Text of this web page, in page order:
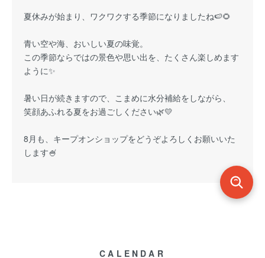
夏休みが始まり、ワクワクする季節になりましたね🍉🌻
青い空や海、おいしい夏の味覚。
この季節ならではの景色や思い出を、たくさん楽しめます
ように✨
暑い日が続きますので、こまめに水分補給をしながら、
笑顔あふれる夏をお過ごしください🌿💛
8月も、キープオンショップをどうぞよろしくお願いいた
します🍧
CALENDAR